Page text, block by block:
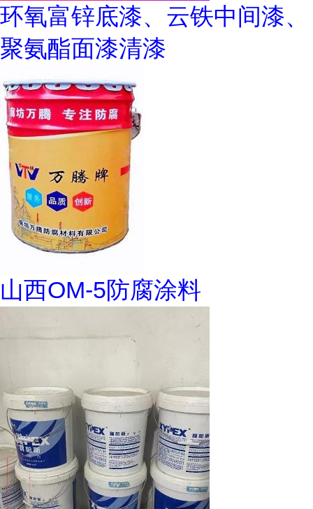
环氧富锌底漆、云铁中间漆、
聚氨酯面漆清漆
山西OM-5防腐涂料